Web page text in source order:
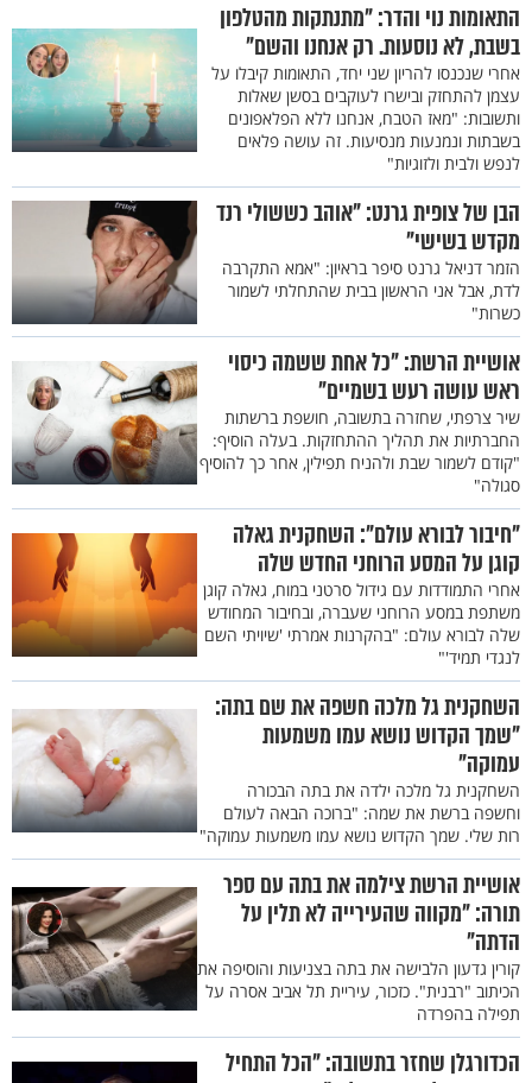
התאומות נוי והדר: "מתנתקות מהטלפון
בשבת, לא נוסעות. רק אנחנו והשם"
אחרי שנכנסו להריון שני יחד, התאומות קיבלו על
עצמן להתחזק ובישרו לעוקבים בסשן שאלות
ותשובות: "מאז הטבח, אנחנו ללא הפלאפונים
בשבתות ונמנעות מנסיעות. זה עושה פלאים
לנפש ולבית ולזוגיות"
הבן של צופית גרנט: "אוהב כששולי רנד
מקדש בשישי"
הזמר דניאל גרנט סיפר בראיון: "אמא התקרבה
לדת, אבל אני הראשון בבית שהתחלתי לשמור
כשרות"
אושיית הרשת: "כל אחת ששמה כיסוי
ראש עושה רעש בשמיים"
שיר צרפתי, שחזרה בתשובה, חושפת ברשתות
החברתיות את תהליך ההתחזקות. בעלה הוסיף:
"קודם לשמור שבת ולהניח תפילין, אחר כך להוסיף
סגולה"
"חיבור לבורא עולם": השחקנית גאלה
קוגן על המסע הרוחני החדש שלה
אחרי התמודדות עם גידול סרטני במוח, גאלה קוגן
משתפת במסע הרוחני שעברה, ובחיבור המחודש
שלה לבורא עולם: "בהקרנות אמרתי 'שיויתי השם
לנגדי תמיד'"
השחקנית גל מלכה חשפה את שם בתה:
"שמך הקדוש נושא עמו משמעות
עמוקה"
השחקנית גל מלכה ילדה את בתה הבכורה
וחשפה ברשת את שמה: "ברוכה הבאה לעולם
רות שלי. שמך הקדוש נושא עמו משמעות עמוקה"
אושיית הרשת צילמה את בתה עם ספר
תורה: "מקווה שהעירייה לא תלין על
הדתה"
קורין גדעון הלבישה את בתה בצניעות והוסיפה את
הכיתוב "רבנית". כזכור, עיריית תל אביב אסרה על
תפילה בהפרדה
הכדורגלן שחזר בתשובה: "הכל התחיל